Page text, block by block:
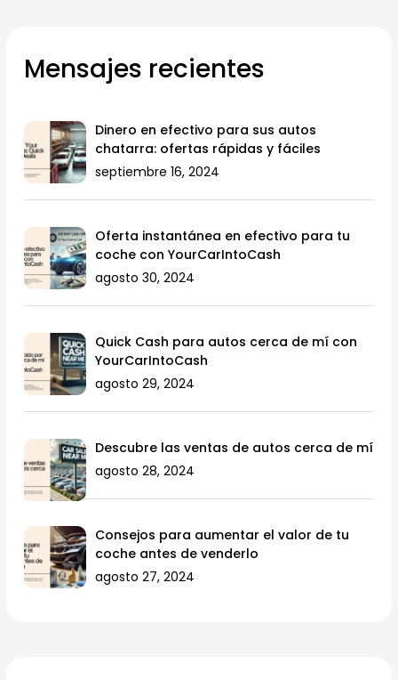
Mensajes recientes
Dinero en efectivo para sus autos
chatarra: ofertas rápidas y fáciles
septiembre 16, 2024
Oferta instantánea en efectivo para tu
coche con YourCarIntoCash
agosto 30, 2024
Quick Cash para autos cerca de mí con
YourCarIntoCash
agosto 29, 2024
Descubre las ventas de autos cerca de mí
agosto 28, 2024
Consejos para aumentar el valor de tu
coche antes de venderlo
agosto 27, 2024